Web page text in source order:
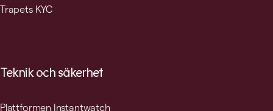
Trapets KYC
Teknik och säkerhet
Plattformen Instantwatch